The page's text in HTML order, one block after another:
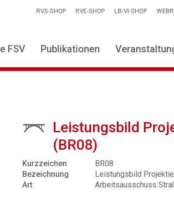
RVS-SHOP RVE-SHOP LB-VI-SHOP
FSV Publikationen
Leistungsbild
(BR08)
Kurzzeichen
BR08
Bezeichnung
Leistungsbild
Art
Arbeitsausschuss